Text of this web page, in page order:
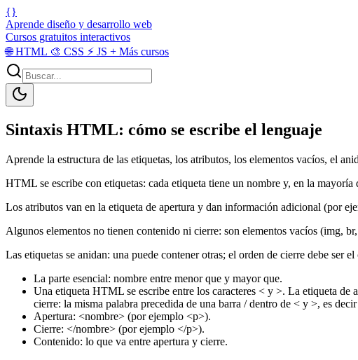
{}
Aprende diseño y desarrollo web
Cursos gratuitos interactivos
🌐HTML 🎨 CSS ⚡ JS + Más cursos
Sintaxis HTML: cómo se escribe el lenguaje
Aprende la estructura de las etiquetas, los atributos, los elementos vacíos, el
HTML se escribe con etiquetas: cada etiqueta tiene un nombre y, en la mayoría
Los atributos van en la etiqueta de apertura y dan información adicional (por
Algunos elementos no tienen contenido ni cierre: son elementos vacíos (img,
Las etiquetas se anidan: una puede contener otras; el orden de cierre debe ser el
La parte esencial: nombre entre menor que y mayor que.
Una etiqueta HTML se escribe entre los caracteres < y >. La etiqueta
cierre: la misma palabra precedida de una barra / dentro de < y >, es
Apertura: <nombre> (por ejemplo <p>).
Cierre: </nombre> (por ejemplo </p>).
Contenido: lo que va entre apertura y cierre.